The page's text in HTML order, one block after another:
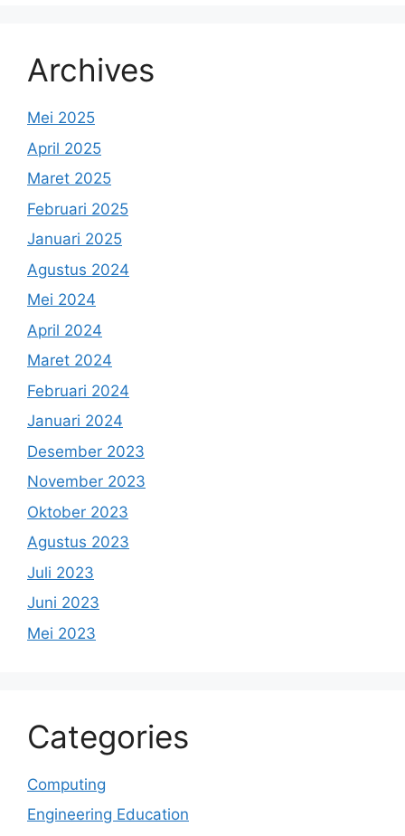
Archives
Mei 2025
April 2025
Maret 2025
Februari 2025
Januari 2025
Agustus 2024
Mei 2024
April 2024
Maret 2024
Februari 2024
Januari 2024
Desember 2023
November 2023
Oktober 2023
Agustus 2023
Juli 2023
Juni 2023
Mei 2023
Categories
Computing
Engineering Education